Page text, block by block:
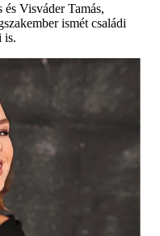
Visváder Tamás,
ismét családi
is.